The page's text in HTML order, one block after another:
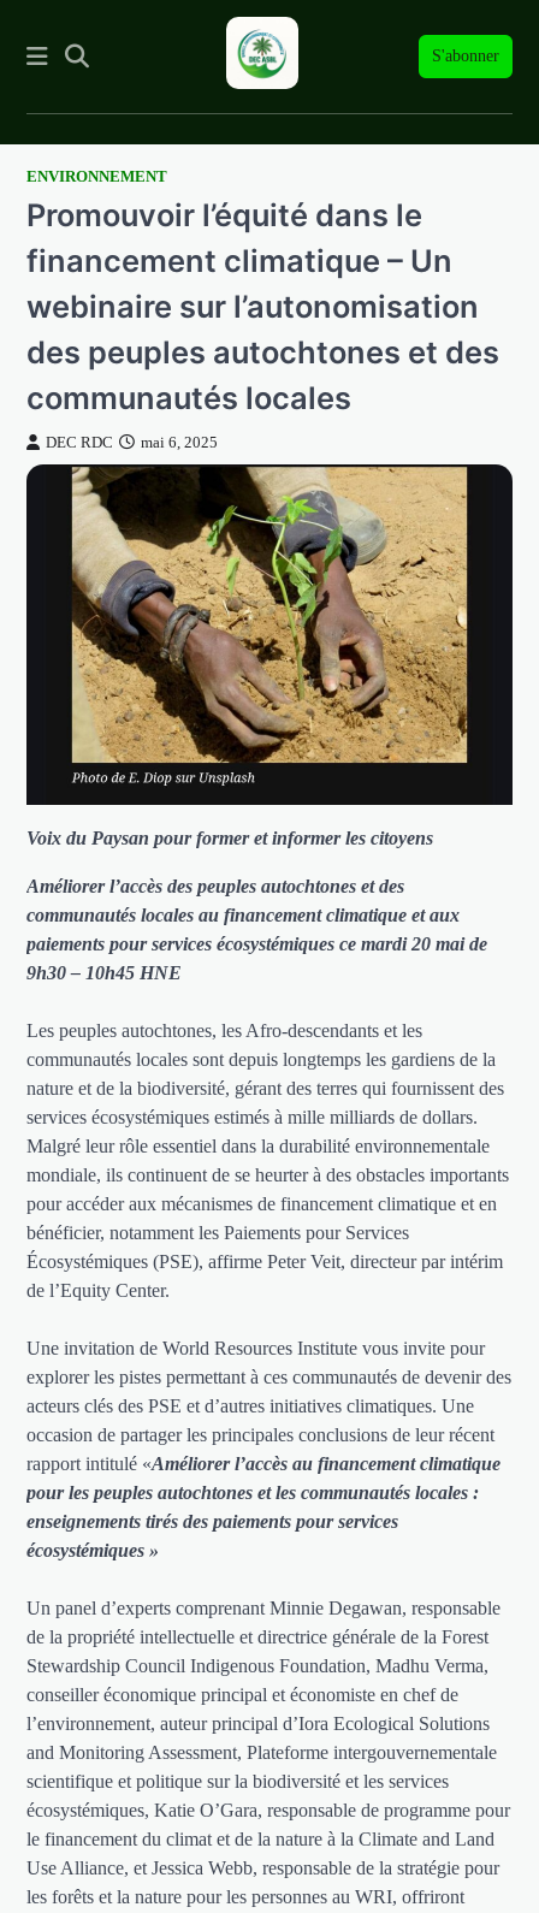
S'abonner
SkipENVIRONNEMENT
Promouvoir l’équité dans le
financement climatique – Un
webinaire sur l’autonomisation
des peuples autochtones et des
communautés locales
DEC RDC mai 6, 2025
Voix du Paysan pour former et informer les citoyens
Améliorer l’accès des peuples autochtones et des
communautés locales au financement climatique et aux
paiements pour services écosystémiques ce mardi 20 mai de
9h30 – 10h45 HNE
Les peuples autochtones, les Afro-descendants et les
communautés locales sont depuis longtemps les gardiens de la
nature et de la biodiversité, gérant des terres qui fournissent des
services écosystémiques estimés à mille milliards de dollars.
Malgré leur rôle essentiel dans la durabilité environnementale
mondiale, ils continuent de se heurter à des obstacles importants
pour accéder aux mécanismes de financement climatique et en
bénéficier, notamment les Paiements pour Services
Écosystémiques (PSE), affirme Peter Veit, directeur par intérim
de l’Equity Center.
Une invitation de World Resources Institute vous invite pour
explorer les pistes permettant à ces communautés de devenir des
acteurs clés des PSE et d’autres initiatives climatiques. Une
occasion de partager les principales conclusions de leur récent
rapport intitulé «Améliorer l’accès au financement climatique
pour les peuples autochtones et les communautés locales :
enseignements tirés des paiements pour services
écosystémiques »
Un panel d’experts comprenant Minnie Degawan, responsable
de la propriété intellectuelle et directrice générale de la Forest
Stewardship Council Indigenous Foundation, Madhu Verma,
conseiller économique principal et économiste en chef de
l’environnement, auteur principal d’Iora Ecological Solutions
and Monitoring Assessment, Plateforme intergouvernementale
scientifique et politique sur la biodiversité et les services
écosystémiques, Katie O’Gara, responsable de programme pour
le financement du climat et de la nature à la Climate and Land
Use Alliance, et Jessica Webb, responsable de la stratégie pour
les forêts et la nature pour les personnes au WRI, offriront